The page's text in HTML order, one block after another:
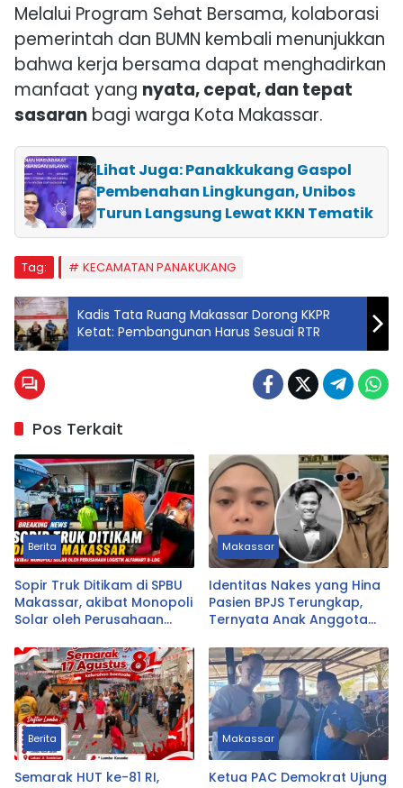
Melalui Program Sehat Bersama, kolaborasi
pemerintah dan BUMN kembali menunjukkan
bahwa kerja bersama dapat menghadirkan
manfaat yang nyata, cepat, dan tepat
sasaran bagi warga Kota Makassar.
Lihat Juga: Panakkukang Gaspol
Pembenahan Lingkungan, Unibos
Turun Langsung Lewat KKN Tematik
Tag: KECAMATAN PANAKUKANG
Kadis Tata Ruang Makassar Dorong KKPR
Ketat: Pembangunan Harus Sesuai RTR
Pos Terkait
Berita
Sopir Truk Ditikam di SPBU
Makassar, akibat Monopoli
Solar oleh Perusahaan
Makassar
Identitas Nakes yang Hina
Pasien BPJS Terungkap,
Ternyata Anak Anggota
Berita
Semarak HUT ke-81 RI,
Makassar
Ketua PAC Demokrat Ujung